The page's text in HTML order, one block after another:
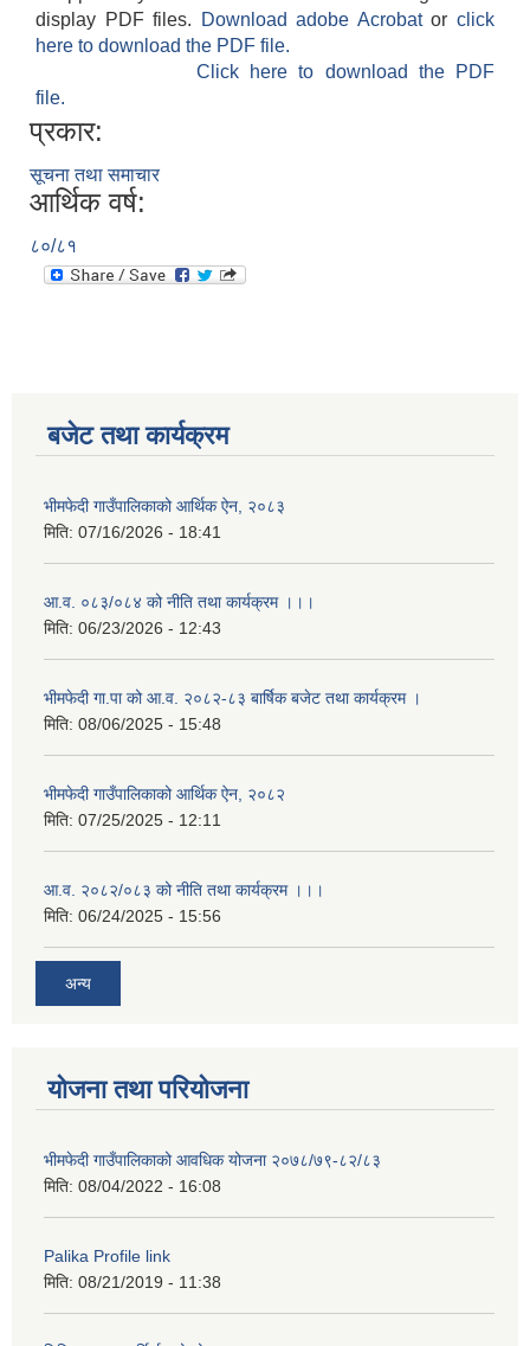
display PDF files.
Download adobe Acrobatorclick
here to download the PDF file.
Click here to download the PDF
file.
प्रकार:
सूचना तथा समाचार
आर्थिक वर्ष:
८०/८१
बजेट तथा कार्यक्रम
भीमफेदी गाउँपालिकाको आर्थिक ऐन, २०८३
मिति: 07/16/2026 - 18:41
आ.व. ०८३/०८४ को नीति तथा कार्यक्रम ।।।
मिति: 06/23/2026 - 12:43
भीमफेदी गा.पा को आ.व. २०८२-८३ बार्षिक बजेट तथा कार्यक्रम ।
मिति: 08/06/2025 - 15:48
भीमफेदी गाउँपालिकाको आर्थिक ऐन, २०८२
मिति: 07/25/2025 - 12:11
आ.व. २०८२/०८३ को नीति तथा कार्यक्रम ।।।
मिति: 06/24/2025 - 15:56
अन्य
योजना तथा परियोजना
भीमफेदी गाउँपालिकाको आवधिक योजना २०७८/७९-८२/८३
मिति: 08/04/2022 - 16:08
Palika Profile link
मिति: 08/21/2019 - 11:38